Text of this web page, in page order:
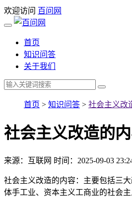
欢迎访问 百问网
首页
知识问答
关于我们
首页 > 知识问答 > 社会主义改
社会主义改造的
来源：互联网 时间：2025-09-03
社会主义改造的内容：主要包括三
体手工业、资本主义工商业的社会主